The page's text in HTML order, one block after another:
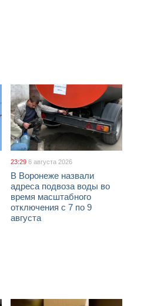
23:29 6 августа 2026
В Воронеже назвали
адреса подвоза воды во
время масштабного
отключения с 7 по 9
августа